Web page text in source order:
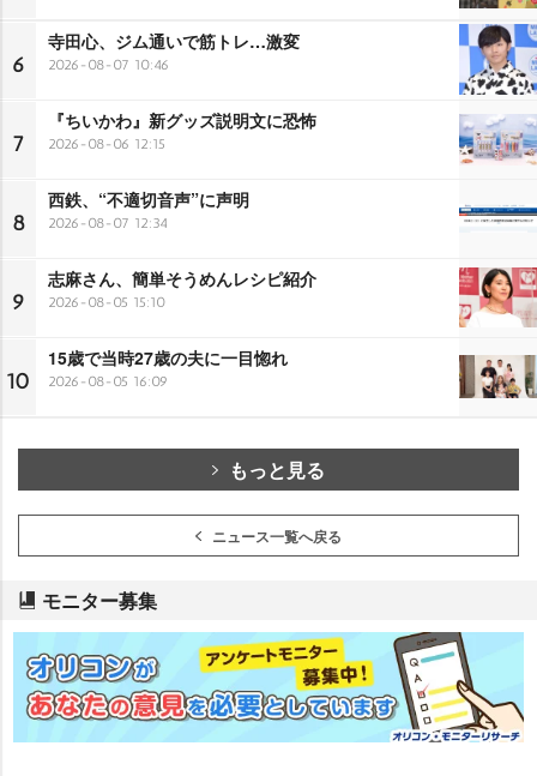
6
寺田心、ジム通いで筋トレ…激変
2026-08-07 10:46
7
『ちいかわ』新グッズ説明文に恐怖
2026-08-06 12:15
8
西鉄、“不適切音声”に声明
2026-08-07 12:34
9
志麻さん、簡単そうめんレシピ紹介
2026-08-05 15:10
10
15歳で当時27歳の夫に一目惚れ
2026-08-05 16:09
もっと見る
ニュース一覧へ戻る
モニター募集